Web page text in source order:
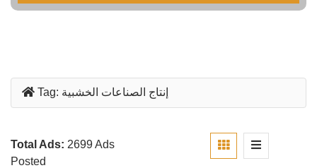
Tag: إنتاج الصناعات الخشبية
Total Ads: 2699 Ads
Posted